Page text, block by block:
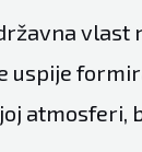
uspije
atmosferi,